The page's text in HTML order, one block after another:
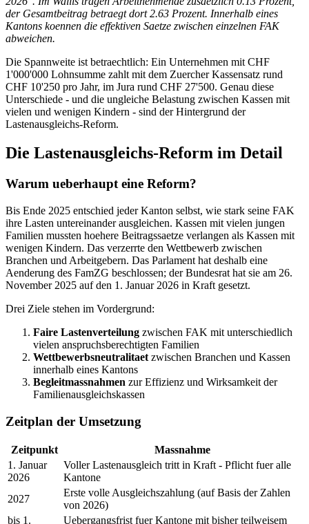
der Gesamtbeitrag betraegt dort 2.63 Prozent. Innerhalb eines
Kantons koennen die effektiven Saetze zwischen einzelnen FAK
abweichen.
Die Spannweite ist betraechtlich: Ein Unternehmen mit CHF
1'000'000 Lohnsumme zahlt mit dem Zuercher Kassensatz rund
CHF 10'250 pro Jahr, im Jura rund CHF 27'500. Genau diese
Unterschiede - und die ungleiche Belastung zwischen Kassen mit
vielen und wenigen Kindern - sind der Hintergrund der
Lastenausgleichs-Reform.
Die Lastenausgleichs-Reform im Detail
Warum ueberhaupt eine Reform?
Bis Ende 2025 entschied jeder Kanton selbst, wie stark seine FAK
ihre Lasten untereinander ausgleichen. Kassen mit vielen jungen
Familien mussten hoehere Beitragssaetze verlangen als Kassen mit
wenigen Kindern. Das verzerrte den Wettbewerb zwischen
Branchen und Arbeitgebern. Das Parlament hat deshalb eine
Aenderung des FamZG beschlossen; der Bundesrat hat sie am 26.
November 2025 auf den 1. Januar 2026 in Kraft gesetzt.
Drei Ziele stehen im Vordergrund:
Faire Lastenverteilung zwischen FAK mit unterschiedlich
vielen anspruchsberechtigten Familien
Wettbewerbsneutralitaet zwischen Branchen und Kassen
innerhalb eines Kantons
Begleitmassnahmen zur Effizienz und Wirksamkeit der
Familienausgleichskassen
Zeitplan der Umsetzung
Zeitpunkt
Massnahme
1. Januar
2026
Voller Lastenausgleich tritt in Kraft - Pflicht fuer alle
Kantone
2027
Erste volle Ausgleichszahlung (auf Basis der Zahlen
von 2026)
bis 1.
Uebergangsfrist fuer Kantone mit bisher teilweisem